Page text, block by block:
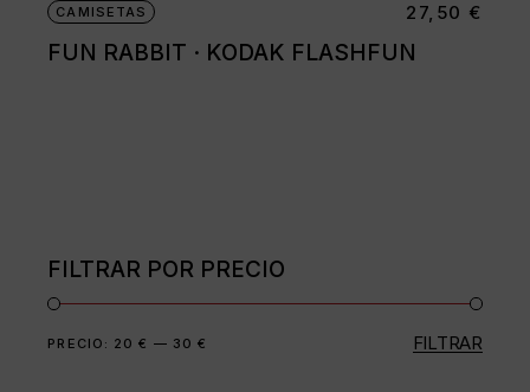
CAMISETAS
FUN RABBIT · KODAK FLASHFUN
27,50 €
la
de
FILTRAR POR PRECIO
Precio
Precio FILTRAR
PRECIO: 20 € — 30 €